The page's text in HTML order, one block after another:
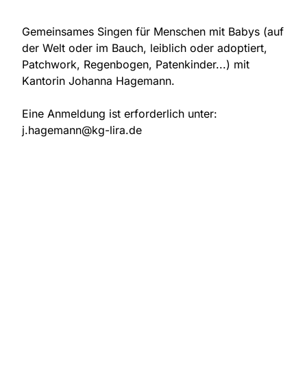
Gemeinsames Singen für Menschen mit Babys (auf
der Welt oder im Bauch, leiblich oder adoptiert,
Patchwork, Regenbogen, Patenkinder...) mit
Kantorin Johanna Hagemann.
Eine Anmeldung ist erforderlich unter:
j.hagemann@kg-lira.de